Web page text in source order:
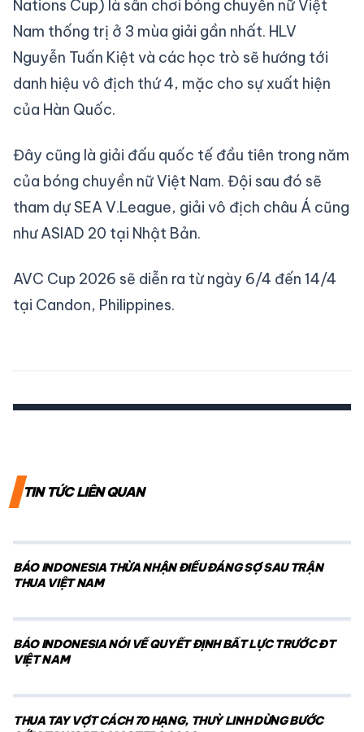
Nations Cup) là sân chơi bóng chuyền nữ Việt
Nam thống trị ở 3 mùa giải gần nhất. HLV
Nguyễn Tuấn Kiệt và các học trò sẽ hướng tới
danh hiệu vô địch thứ 4, mặc cho sự xuất hiện
của Hàn Quốc.
Đây cũng là giải đấu quốc tế đầu tiên trong năm
của bóng chuyền nữ Việt Nam. Đội sau đó sẽ
tham dự SEA V.League, giải vô địch châu Á cũng
như ASIAD 20 tại Nhật Bản.
AVC Cup 2026 sẽ diễn ra từ ngày 6/4 đến 14/4
tại Candon, Philippines.
TIN TỨC LIÊN QUAN
BÁO INDONESIA THỪA NHẬN ĐIỀU ĐÁNG SỢ SAU TRẬN
THUA VIỆT NAM
BÁO INDONESIA NÓI VỀ QUYẾT ĐỊNH BẤT LỰC TRƯỚC ĐT
VIỆT NAM
THUA TAY VỢT CÁCH 70 HẠNG, THUỲ LINH DỪNG BƯỚC